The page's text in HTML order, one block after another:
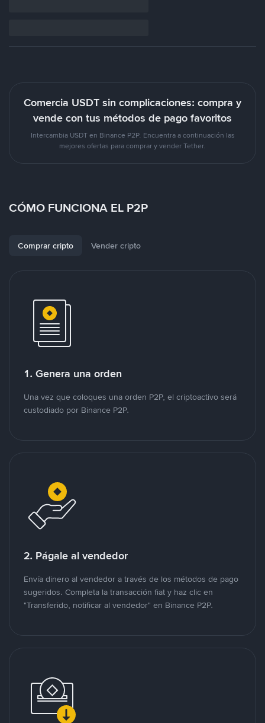
Comercia USDT sin complicaciones: compra y
vende con tus métodos de pago favoritos
Intercambia USDT en Binance P2P. Encuentra a continuación las
mejores ofertas para comprar y vender Tether.
CÓMO FUNCIONA EL P2P
Comprar cripto Vender cripto
1. Genera una orden
Una vez que coloques una orden P2P, el criptoactivo será
custodiado por Binance P2P.
2. Págale al vendedor
Envía dinero al vendedor a través de los métodos de pago
sugeridos. Completa la transacción fiat y haz clic en
"Transferido, notificar al vendedor" en Binance P2P.